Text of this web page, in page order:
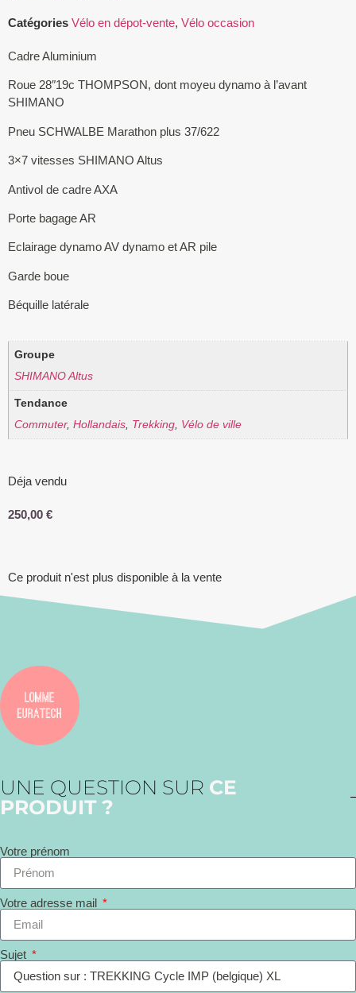
Catégories Vélo en dépot-vente, Vélo occasion
Cadre Aluminium
Roue 28″19c THOMPSON, dont moyeu dynamo à l’avant
SHIMANO
Pneu SCHWALBE Marathon plus 37/622
3×7 vitesses SHIMANO Altus
Antivol de cadre AXA
Porte bagage AR
Eclairage dynamo AV dynamo et AR pile
Garde boue
Béquille latérale
Groupe
SHIMANO Altus
Tendance
Commuter, Hollandais, Trekking, Vélo de ville
Déja vendu
250,00 €
Ce produit n'est plus disponible à la vente
UNE QUESTION SUR CE
PRODUIT ?
Votre prénom
Votre adresse mail
Sujet